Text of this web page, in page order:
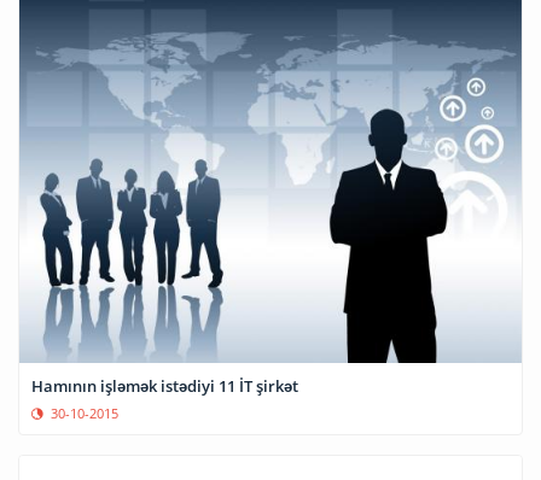
Hamının işləmək istədiyi 11 İT şirkət
30-10-2015